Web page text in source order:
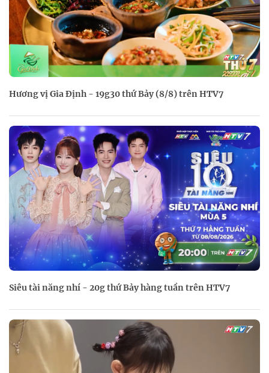
Hương vị Gia Định - 19g30 thứ Bảy (8/8) trên HTV7
Siêu tài năng nhí - 20g thứ Bảy hàng tuần trên HTV7